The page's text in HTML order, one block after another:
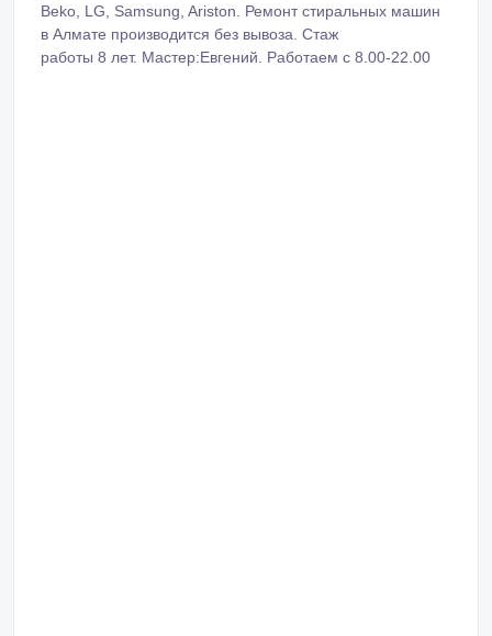
Beko, LG, Samsung, Ariston. Ремонт стиральных машин
в Алмате производится без вывоза. Стаж
работы 8 лет. Мастер:Евгений. Работаем с 8.00-22.00